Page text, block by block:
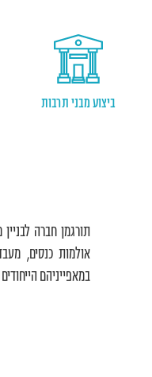
ביצוע מבני תרבות
תורגמן חברה
אולמות כנסים,
במאפייניהם